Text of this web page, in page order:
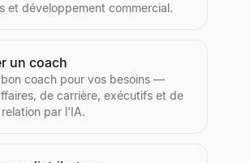
et développement commercial.
un coach
coach pour vos besoins —
de carrière, exécutifs et de
par l'IA.